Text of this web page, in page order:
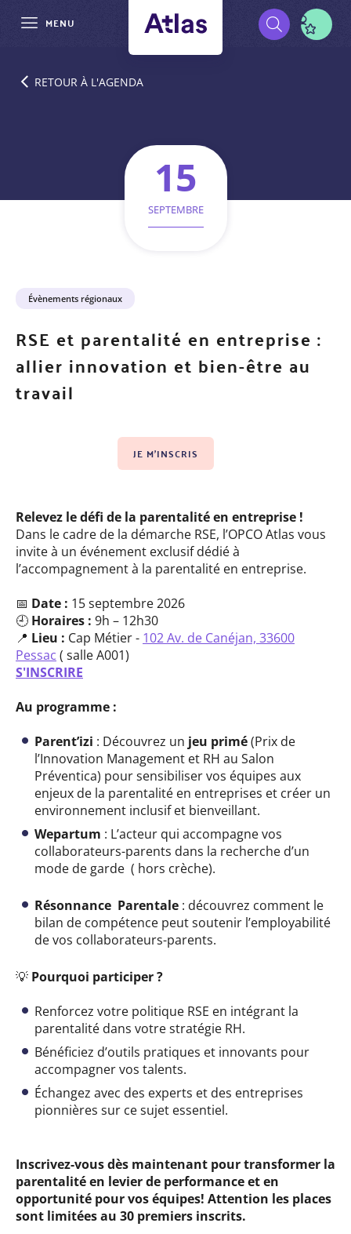
contenu
MENU
Pré-
15
SEPTEMBRE
Catégorie
Évènements régionaux
RSE et parentalité en entreprise :
allier innovation et bien-être au
travail
JE M'INSCRIS
Relevez le défi de la parentalité en entreprise !
Dans le cadre de la démarche RSE, l’OPCO Atlas vous
invite à un événement exclusif dédié à
l’accompagnement à la parentalité en entreprise.
📅 Date : 15 septembre 2026
🕘 Horaires : 9h – 12h30
📍 Lieu : Cap Métier - 102 Av. de Canéjan, 33600
Pessac ( salleA001)
S'INSCRIRE
Au programme :
Parent’izi : Découvrez un jeu primé(Prix de
l’Innovation Management et RH au Salon
Préventica) pour sensibiliser vos équipes aux
enjeux de la parentalité en entreprises et créer un
environnement inclusif et bienveillant.
Wepartum : L’acteur qui accompagne vos
collaborateurs-parents dans la recherche d’un
mode de garde ( hors crèche).
Résonnance Parentale : découvrez comment le
bilan de compétence peut soutenir l’employabilité
de vos collaborateurs-parents.
💡 Pourquoi participer ?
Renforcez votre politique RSE en intégrant la
parentalité dans votre stratégie RH.
Bénéficiez d’outils pratiques et innovants pour
accompagner vos talents.
Échangez avec des experts et des entreprises
pionnières sur ce sujet essentiel.
Inscrivez-vous dès maintenant pour transformer la
parentalité en levier de performance et en
opportunité pour vos équipes! Attention les places
sont limitées au 30 premiers inscrits.
RETOUR À L'AGENDA